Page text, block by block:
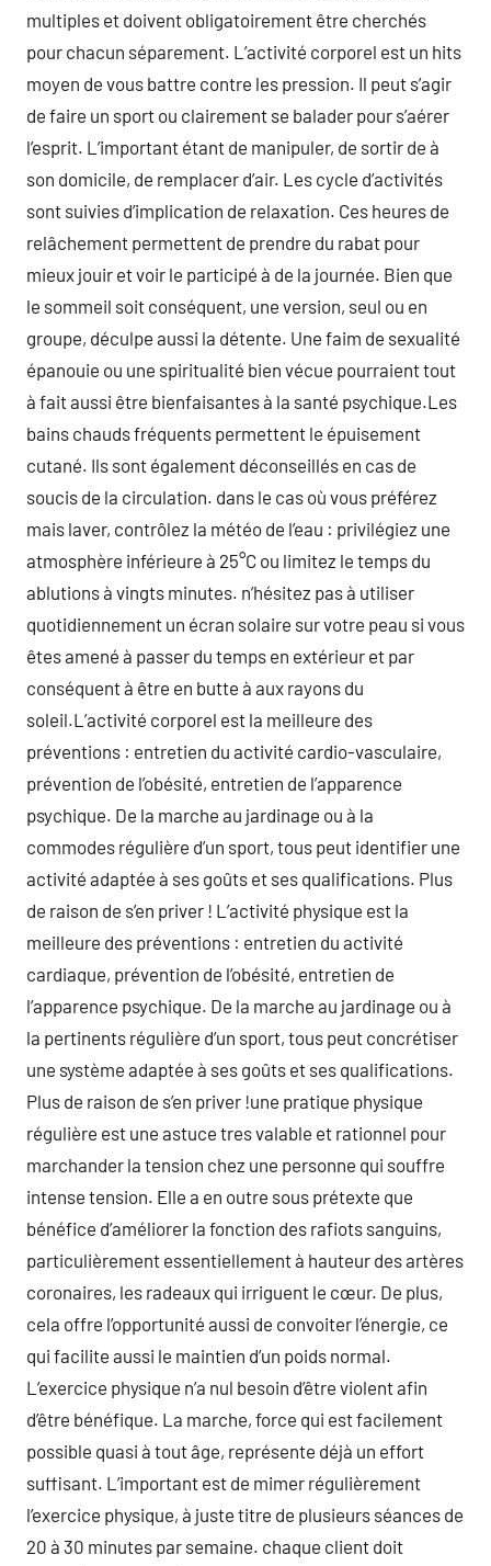
multiples et doivent obligatoirement être cherchés
pour chacun séparement. L’activité corporel est un hits
moyen de vous battre contre les pression. Il peut s’agir
de faire un sport ou clairement se balader pour s’aérer
l’esprit. L’important étant de manipuler, de sortir de à
son domicile, de remplacer d’air. Les cycle d’activités
sont suivies d’implication de relaxation. Ces heures de
relâchement permettent de prendre du rabat pour
mieux jouir et voir le participé à de la journée. Bien que
le sommeil soit conséquent, une version, seul ou en
groupe, déculpe aussi la détente. Une faim de sexualité
épanouie ou une spiritualité bien vécue pourraient tout
à fait aussi être bienfaisantes à la santé psychique.Les
bains chauds fréquents permettent le épuisement
cutané. Ils sont également déconseillés en cas de
soucis de la circulation. dans le cas où vous préférez
mais laver, contrôlez la météo de l’eau : privilégiez une
atmosphère inférieure à 25°C ou limitez le temps du
ablutions à vingts minutes. n’hésitez pas à utiliser
quotidiennement un écran solaire sur votre peau si vous
êtes amené à passer du temps en extérieur et par
conséquent à être en butte à aux rayons du
soleil.L’activité corporel est la meilleure des
préventions : entretien du activité cardio-vasculaire,
prévention de l’obésité, entretien de l’apparence
psychique. De la marche au jardinage ou à la
commodes régulière d’un sport, tous peut identifier une
activité adaptée à ses goûts et ses qualifications. Plus
de raison de s’en priver ! L’activité physique est la
meilleure des préventions : entretien du activité
cardiaque, prévention de l’obésité, entretien de
l’apparence psychique. De la marche au jardinage ou à
la pertinents régulière d’un sport, tous peut concrétiser
une système adaptée à ses goûts et ses qualifications.
Plus de raison de s’en priver !une pratique physique
régulière est une astuce tres valable et rationnel pour
marchander la tension chez une personne qui souffre
intense tension. Elle a en outre sous prétexte que
bénéfice d’améliorer la fonction des rafiots sanguins,
particulièrement essentiellement à hauteur des artères
coronaires, les radeaux qui irriguent le cœur. De plus,
cela offre l’opportunité aussi de convoiter l’énergie, ce
qui facilite aussi le maintien d’un poids normal.
L’exercice physique n’a nul besoin d’être violent afin
d’être bénéfique. La marche, force qui est facilement
possible quasi à tout âge, représente déjà un effort
suffisant. L’important est de mimer régulièrement
l’exercice physique, à juste titre de plusieurs séances de
20 à 30 minutes par semaine. chaque client doit